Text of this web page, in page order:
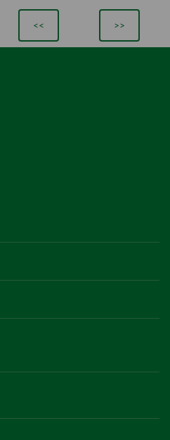
<< >>